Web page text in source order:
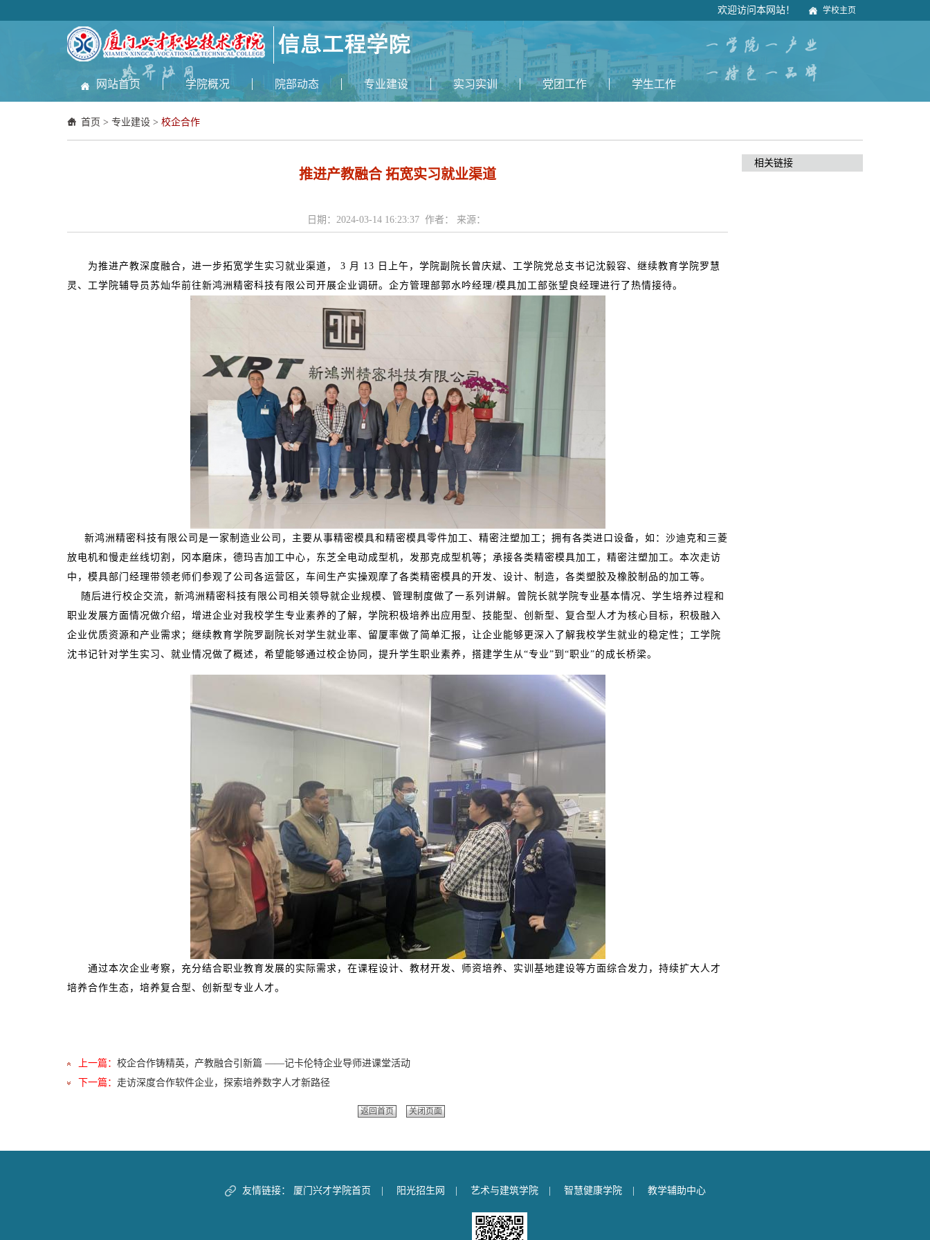
欢迎访问本网站！ 学校主页
网站首页 学院概况 院部动态 专业建设 实习实训 党团工作 学生工作
首页 > 专业建设 > 校企合作
推进产教融合 拓宽实习就业渠道
日期：2024-03-14 16:23:37 作者： 来源：
为推进产教深度融合，进一步拓宽学生实习就业渠道， 3 月 13 日上午，学院副院长曾庆斌、工学院党总支书记沈毅容、继续教育学院罗慧
灵、工学院辅导员苏灿华前往新鸿洲精密科技有限公司开展企业调研。企方管理部郭水吟经理/模具加工部张望良经理进行了热情接待。
新鸿洲精密科技有限公司是一家制造业公司，主要从事精密模具和精密模具零件加工、精密注塑加工；拥有各类进口设备，如：沙迪克和三菱
放电机和慢走丝线切割，冈本磨床，德玛吉加工中心，东芝全电动成型机，发那 克成型机等；承接各类精密模具加工，精密注塑加工。本次走访
中，模具部门经理带领老师们参观了公司各运营区，车间生产实操观摩了各类精密模具的开发、设计、制造，各类塑胶及橡胶制品的加工等。
随后进行校企交流，新鸿洲精密科技有限公司相关领导就企业规模、管理制度做了一系列讲解。曾院长就学院专业基本情况、学生培养过程和
职业发展方面情况做介绍，增进企业对我校学生专业素养的了解，学院积极培养出应用型、技能型、创新型、复合型人才为核心目标，积极融入
企业优质资源和产业需求；继续教育学院罗副院长对学生就业率、留厦率做了简单汇报，让企业能够更深入了解我校学生就业的稳定性；工学院
沈书记针对学生实习、就业情况做了概述，希望能够通过校企协同，提升学生职业素养，搭建学生从“专业”到“职业”的成长桥梁。
通过本次企业考察，充分结合职业教育发展的实际需求，在课程设计、教材开发、师资培养、实训基地建设等方面综合发力，持续扩大人才
培养合作生态，培养复合型、创新型专业人才。
上一篇： 校企合作铸精英，产教融合引新篇 ——记卡伦特企业导师进课堂活动
下一篇： 走访深度合作软件企业，探索培养数字人才新路径
返回首页 关闭页面
相关链接
友情链接： 厦门兴才学院首页 阳光招生网 艺术与建筑学院 智慧健康学院 教学辅助中心